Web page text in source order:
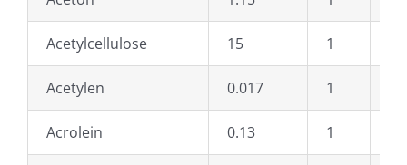
Acetylcellulose 15 1
Acetylen 0.017 1
Acrolein 0.13 1